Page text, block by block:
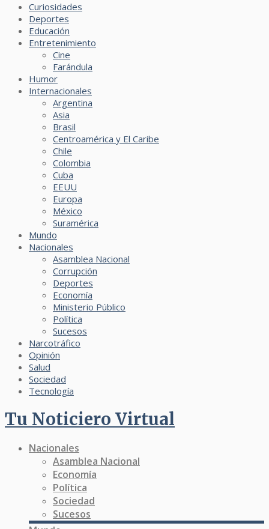
Curiosidades
Deportes
Educación
Entretenimiento
Cine
Farándula
Humor
Internacionales
Argentina
Asia
Brasil
Centroamérica y El Caribe
Chile
Colombia
Cuba
EEUU
Europa
México
Suramérica
Mundo
Nacionales
Asamblea Nacional
Corrupción
Deportes
Economía
Ministerio Público
Política
Sucesos
Narcotráfico
Opinión
Salud
Sociedad
Tecnología
Tu Noticiero Virtual
Nacionales
Asamblea Nacional
Economía
Política
Sociedad
Sucesos